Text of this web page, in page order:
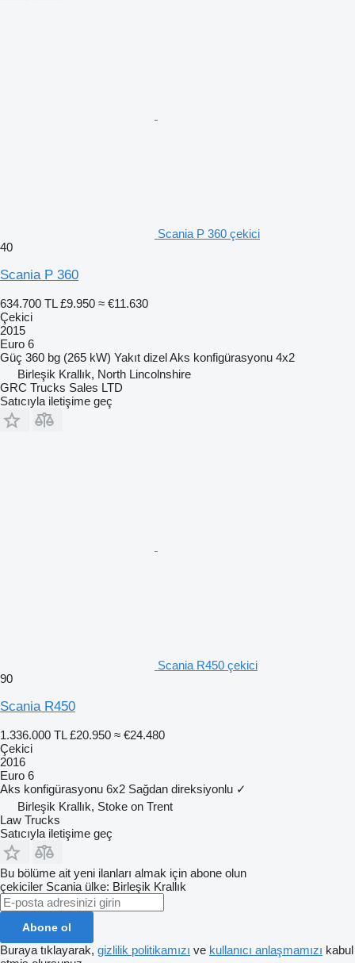
Scania P 360 çekici
40
Scania P 360
634.700 TL £9.950 ≈ €11.630
Çekici
2015
Euro 6
Güç 360 bg (265 kW) Yakıt dizelAks konfigürasyonu 4x2
Birleşik Krallık, North Lincolnshire
GRC Trucks Sales LTD
Satıcıyla iletişime geç
Scania R450 çekici
90
Scania R450
1.336.000 TL £20.950 ≈ €24.480
Çekici
2016
Euro 6
Aks konfigürasyonu 6x2 Sağdan direksiyonlu ✓
Birleşik Krallık, Stoke on Trent
Law Trucks
Satıcıyla iletişime geç
Bu bölüme ait yeni ilanları almak için abone olun
çekiciler Scania ülke: Birleşik Krallık
Abone ol
Buraya tıklayarak, gizlilik politikamızı ve kullanıcı anlaşmamızı kabul